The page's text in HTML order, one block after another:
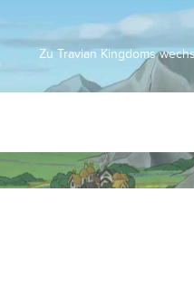
Zu Travian Kingdoms